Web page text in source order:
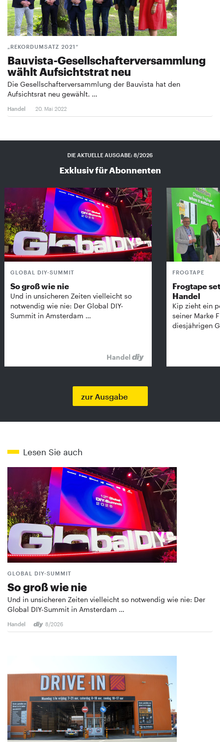
„REKORDUMSATZ 2021“
Bauvista-Gesellschafterversammlung
wählt Aufsichtstrat neu
Die Gesellschafterversammlung der Bauvista hat den
Aufsichtsrat neu gewählt. …
Handel 20. Mai 2022
DIE AKTUELLE AUSGABE: 8/2026
Exklusiv für Abonnenten
GLOBAL DIY-SUMMIT
So groß wie nie
Und in unsicheren Zeiten vielleicht so
notwendig wie nie: Der Global DIY-
Summit in Amsterdam …
Handel
FROGTAPE
Frogtape
Handel
Kip zieht ein
seiner Marke
diesjährigen
zur Ausgabe
Lesen Sie auch
GLOBAL DIY-SUMMIT
So groß wie nie
Und in unsicheren Zeiten vielleicht so notwendig wie nie: Der
Global DIY-Summit in Amsterdam …
Handel 8/2026